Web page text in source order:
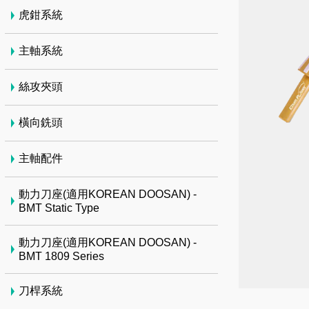
虎鉗系統
主軸系統
絲攻夾頭
橫向銑頭
主軸配件
動力刀座(適用KOREAN DOOSAN) -
BMT Static Type
動力刀座(適用KOREAN DOOSAN) -
BMT 1809 Series
刀桿系統